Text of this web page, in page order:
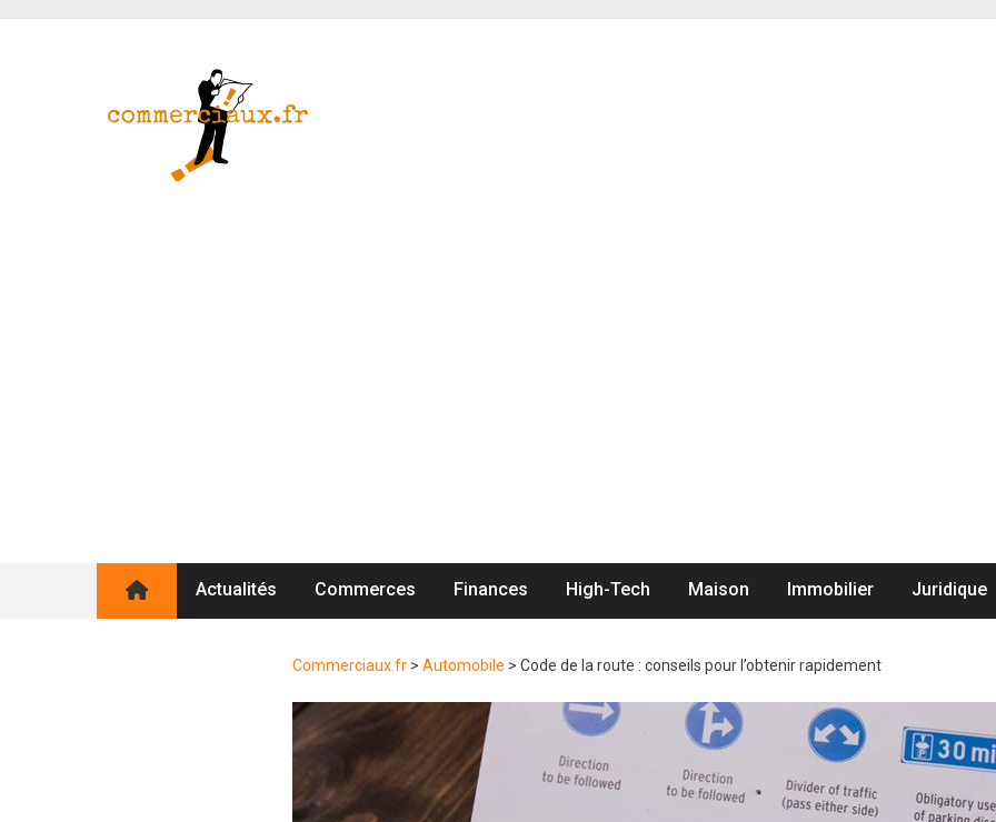
Actualités Commerces Finances High-Tech Maison Immobilier Juridique
Commerciaux.fr> Automobile > Code de la route : conseils pour l’obtenir rapidement